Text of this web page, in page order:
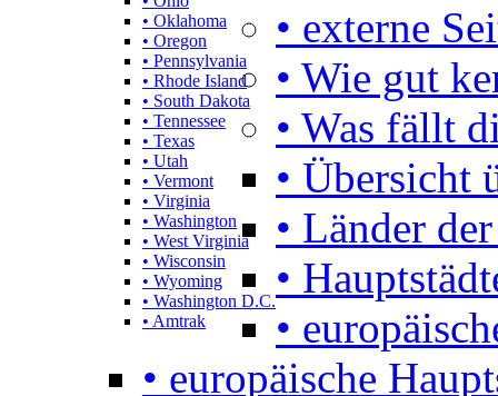
• Oklahoma
• Oregon
• Pennsylvania
• Rhode Island
• South Dakota
• Tennessee
• Texas
• Utah
• Vermont
• Virginia
• Washington
• West Virginia
• Wisconsin
• Wyoming
• Washington D.C.
• Amtrak
• externe
• Wie gut
• Was fällt
• Übersicht
• Länder
•
•
• europäische